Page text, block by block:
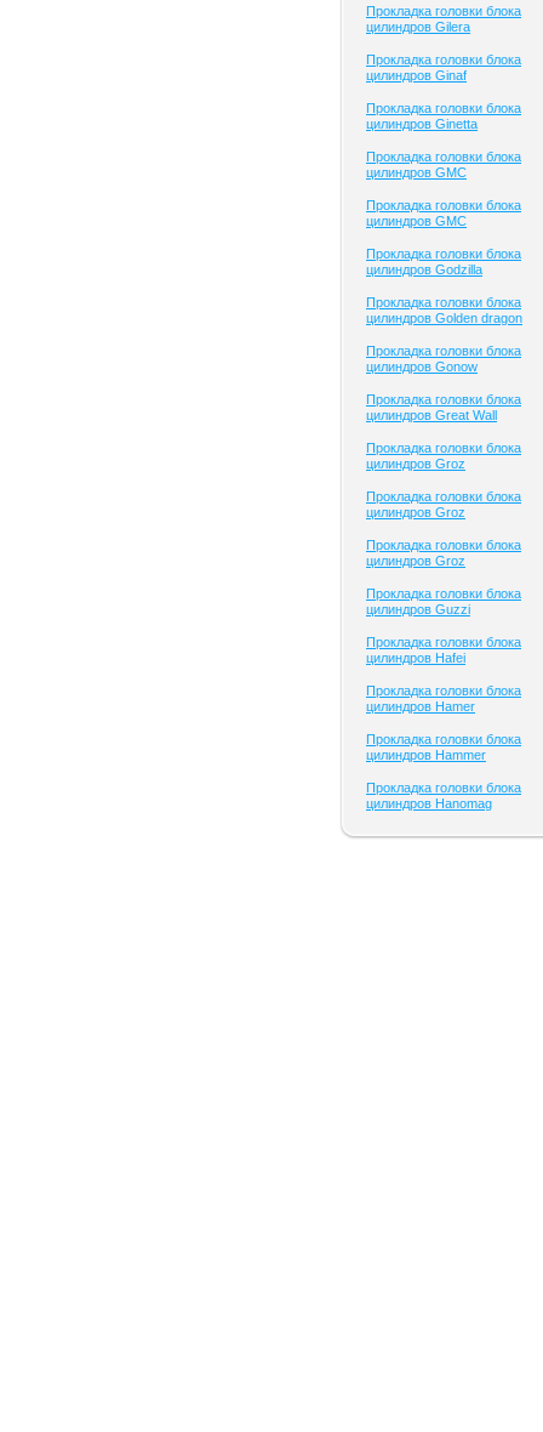
Прокладка головки блока
цилиндров Gilera
Прокладка головки блока
цилиндров Ginaf
Прокладка головки блока
цилиндров Ginetta
Прокладка головки блока
цилиндров GMC
Прокладка головки блока
цилиндров GMC
Прокладка головки блока
цилиндров Godzilla
Прокладка головки блока
цилиндров Golden dragon
Прокладка головки блока
цилиндров Gonow
Прокладка головки блока
цилиндров Great Wall
Прокладка головки блока
цилиндров Groz
Прокладка головки блока
цилиндров Groz
Прокладка головки блока
цилиндров Groz
Прокладка головки блока
цилиндров Guzzi
Прокладка головки блока
цилиндров Hafei
Прокладка головки блока
цилиндров Hamer
Прокладка головки блока
цилиндров Hammer
Прокладка головки блока
цилиндров Hanomag